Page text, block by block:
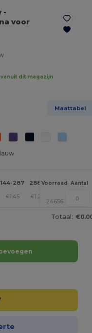
-
voor
dit magazijn
Maattabel
144-287 288 + Meer
Voorraad Aantal
€1.45 € 1.24 +
24656
Totaal: